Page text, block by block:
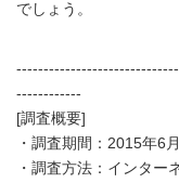
でしょう。
------------
[調査概要]
・調査期間：2015年6
・調査方法：インター